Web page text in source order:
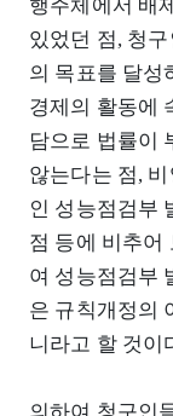
행주체에서 배
있었던 점, 청
의 목표를 달성
경제의 활동에
담으로 법률이
않는다는 점,
인 성능점검부
점 등에 비추어
여 성능점검부
은 규칙개정의
니라고 할 것이
의하여 청구인